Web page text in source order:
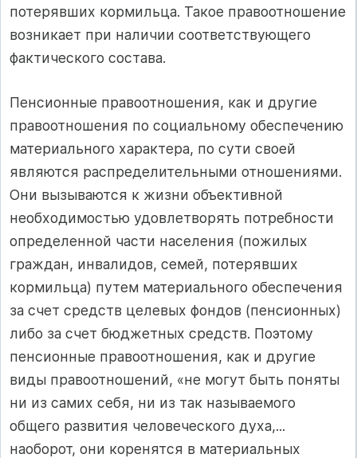
потерявших кормильца. Такое правоотношение
возникает при наличии соответствующего
фактического состава.
Пенсионные правоотношения, как и другие
правоотношения по соци­альному обеспечению
материального характера, по сути своей
являются распределительными отношениями.
Они вызываются к жизни объективной
необходимостью удовлетворять потребности
определенной части населения (пожилых
граждан, инвалидов, семей, потерявших
кормильца) путем материального обеспечения
за счет средств целевых фондов (пенсионных)
либо за счет бюджетных средств. Поэтому
пенсионные правоотношения, как и другие
виды правоотношений, «не могут быть поняты
ни из самих себя, ни из так называемого
общего развития человеческого духа,...
наоборот, они коренятся в материальных